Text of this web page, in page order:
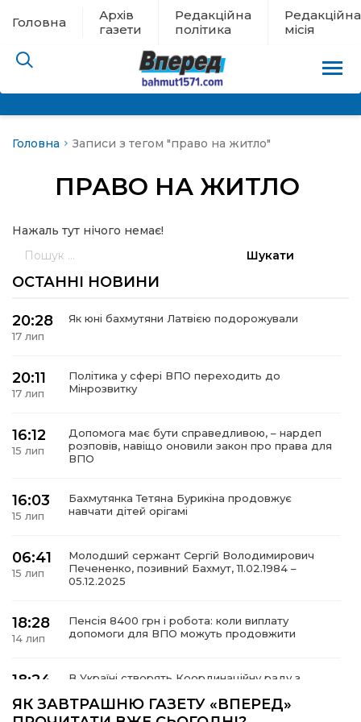
Головна
Архів
газети
Редакційна
політика
Редакційна
місія
евакуації
новини
місія
Головна Записи з тегом "право на житло"
ПРАВО НА ЖИТЛО
Нажаль тут нічого немає!
ОСТАННІ НОВИНИ
20:28
17 лип
Як юні бахмутяни Латвією подорожували
20:11
17 лип
Політика у сфері ВПО переходить до
Мінрозвитку
16:12
15 лип
Допомога має бути справедливою, – нардеп
розповів, навіщо оновили закон про права для
ВПО
16:03
15 лип
Бахмутянка Тетяна Бурикіна продовжує
навчати дітей орігамі
06:41
15 лип
Молодший сержант Сергій Володимирович
Печененко, позивний Бахмут, 11.02.1984 –
05.12.2025
18:28
14 лип
Пенсія 8400 грн і робота: коли виплату
допомоги для ВПО можуть продовжити
18:24
В Україні створять Координаційну раду з
кордону
ЯК ЗАВТРАШНЮ ГАЗЕТУ «ВПЕРЕД»